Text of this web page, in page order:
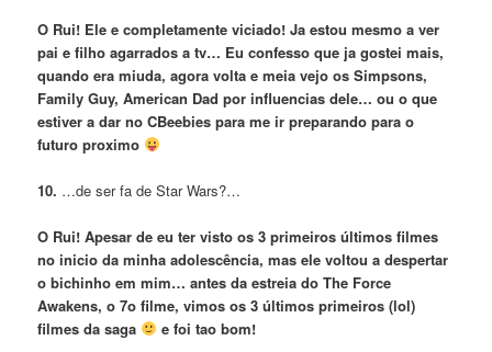
O Rui! Ele e completamente viciado! Ja estou mesmo a ver
pai e filho agarrados a tv… Eu confesso que ja gostei mais,
quando era miuda, agora volta e meia vejo os Simpsons,
Family Guy, American Dad por influencias dele… ou o que
estiver a dar no CBeebies para me ir preparando para o
futuro proximo
10. …de ser fa de Star Wars?…
O Rui! Apesar de eu ter visto os 3 primeiros últimos filmes
no inicio da minha adolescência, mas ele voltou a despertar
o bichinho em mim… antes da estreia do The Force
Awakens, o 7o filme, vimos os 3 últimos primeiros (lol)
filmes da saga
e foi tao bom!